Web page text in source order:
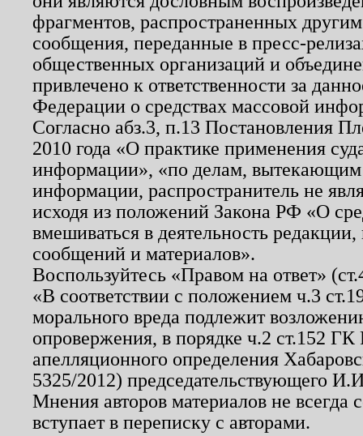
фрагментов, распространенных
сообщения, переданные в пресс-
общественных организаций и
привлечено к ответственности за
Федерации о средствах массовой
Согласно абз.3, п.13 Постановления
2010 года «О практике применения
информации», «по делам, вытекающим
информации, распространитель не
исходя из положений Закона РФ «О
вмешиваться в деятельность
сообщений и материалов».
Воспользуйтесь «Правом на ответ»
«В соответствии с положением ч.3
морального вреда подлежит
опровержения, в порядке ч.2 ст.152
апелляционного определения
5325/2012) председательствующего
Мнения авторов материалов не
вступает в переписку с авторами.